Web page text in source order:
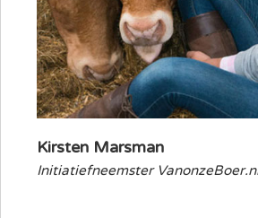
Kirsten Marsman
Initiatiefneemster